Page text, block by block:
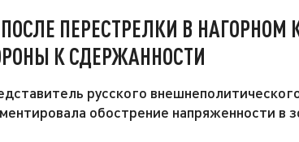
ПЕРЕСТРЕЛКИ В НАГОРНОМ
К СДЕРЖАННОСТИ
русского
обострение напряженности в